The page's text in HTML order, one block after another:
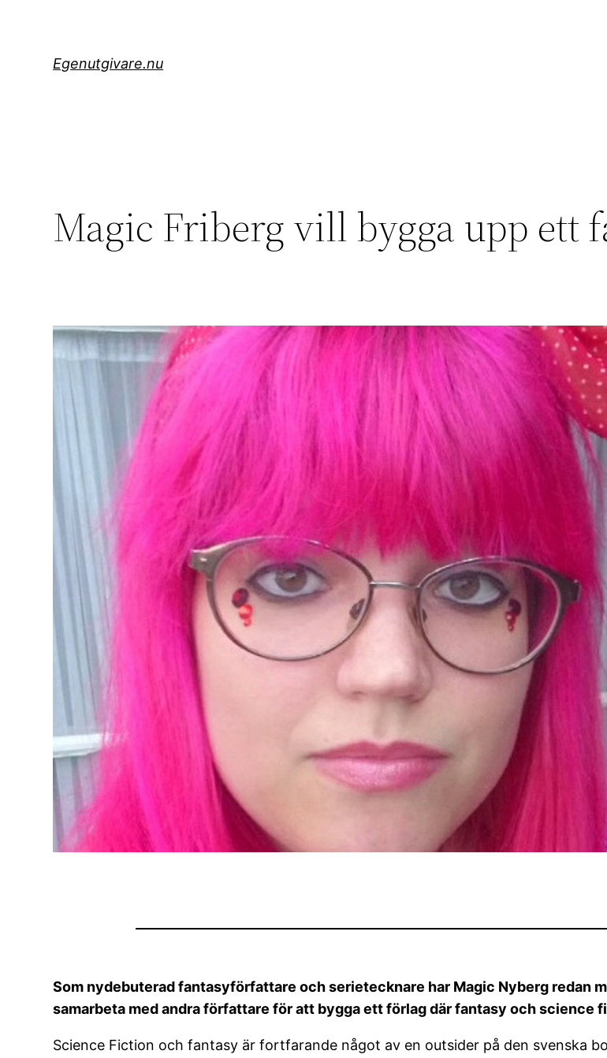
Egenutgivare.nu
Magic Friberg vill bygga upp ett
Som nydebuterad fantasyförfattare och serietecknare har Magic Nyberg redan
samarbeta med andra författare för att bygga ett förlag där fantasy och science
Science Fiction och fantasy är fortfarande något av en outsider på den svenska